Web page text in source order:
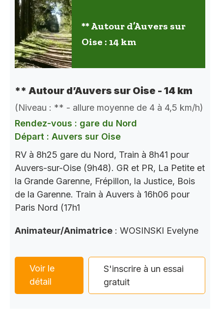
** Autour d’Auvers sur
Oise : 14 km
** Autour d’Auvers sur Oise - 14 km
(Niveau : ** - allure moyenne de 4 à 4,5 km/h)
Rendez-vous : gare du Nord
Départ : Auvers sur Oise
RV à 8h25 gare du Nord, Train à 8h41 pour
Auvers-sur-Oise (9h48). GR et PR, La Petite et
la Grande Garenne, Frépillon, la Justice, Bois
de la Garenne. Train à Auvers à 16h06 pour
Paris Nord (17h1
Animateur/Animatrice : WOSINSKI Evelyne
Voir le
détail
S'inscrire à un essai
gratuit